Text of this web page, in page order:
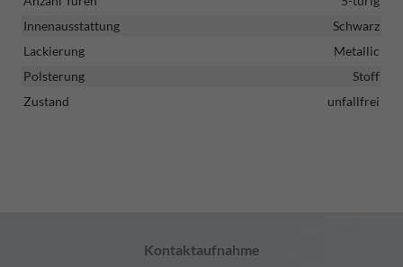
Innenausstattung
Schwarz
Lackierung
Metallic
Polsterung
Stoff
Zustand
unfallfrei
Kontaktaufnahme